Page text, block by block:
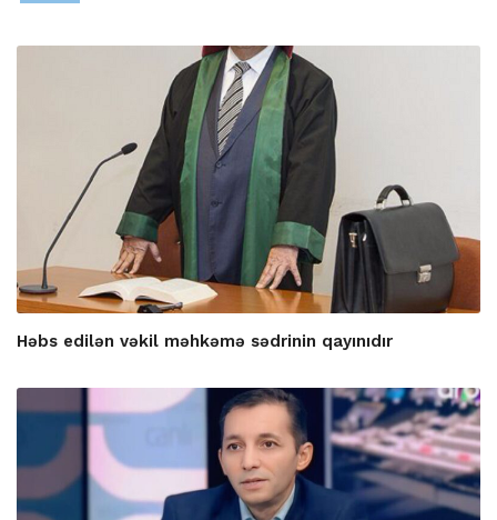
Həbs edilən vəkil məhkəmə sədrinin qayınıdır